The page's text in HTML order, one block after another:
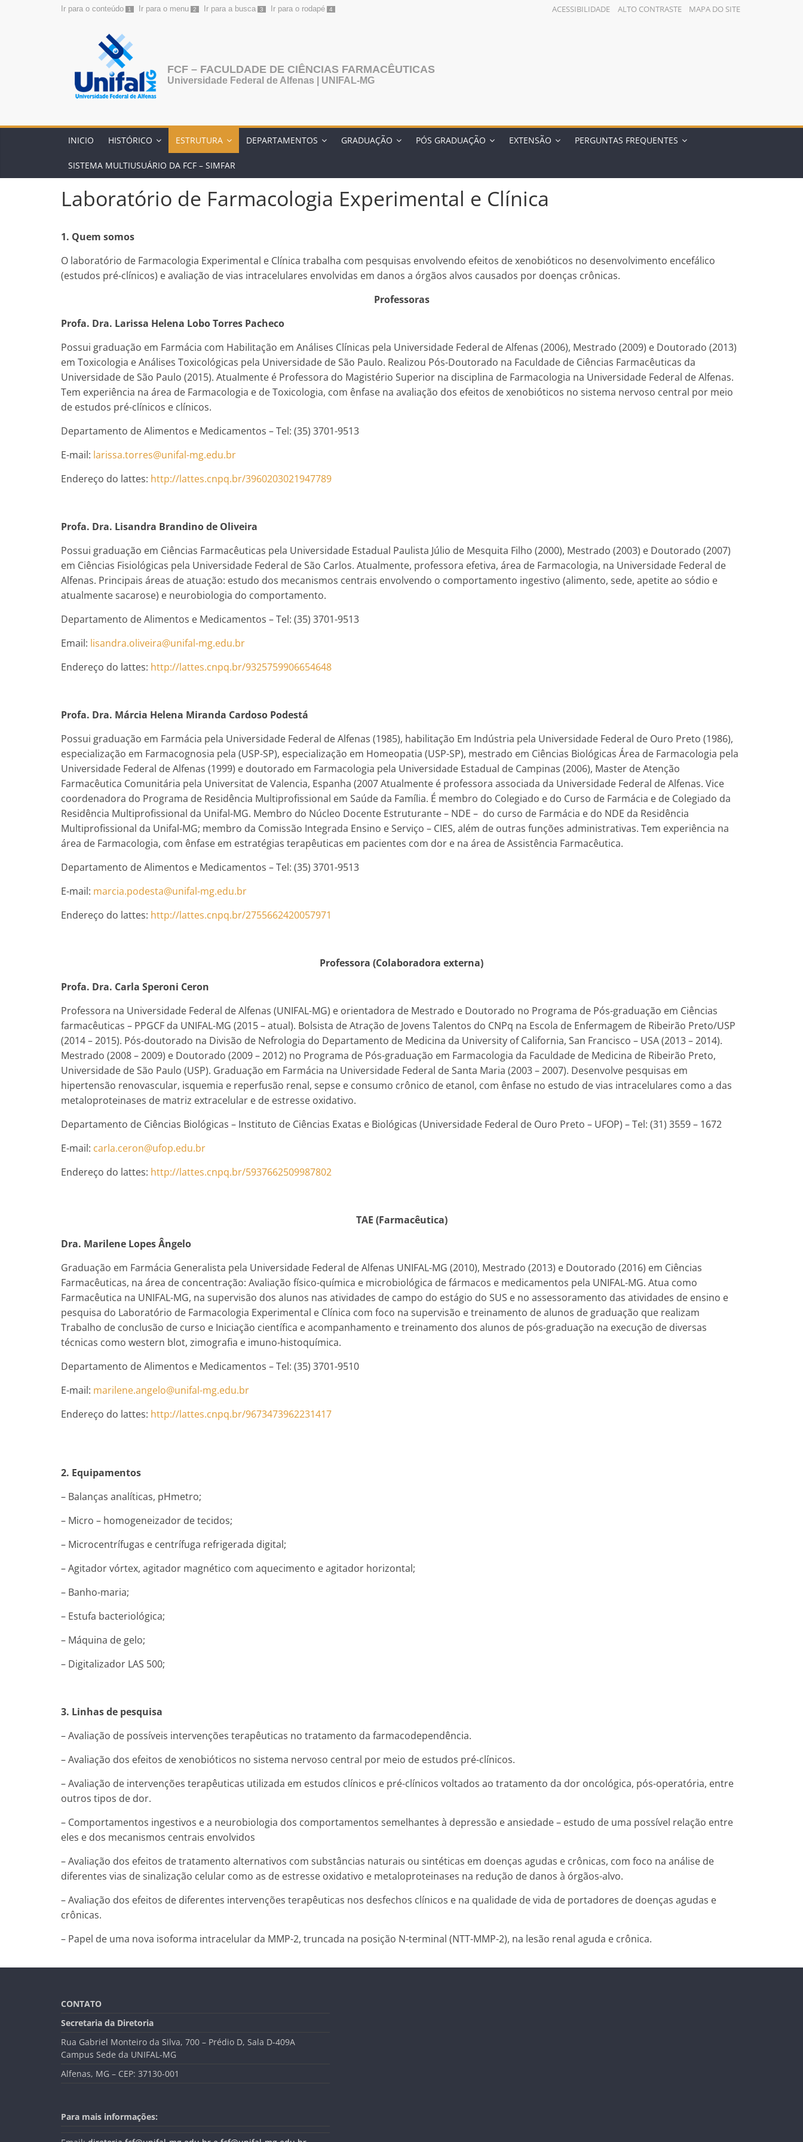
Ir para o conteúdo 1 Ir para o menu 2 Ir para a busca 3 Ir para o rodapé 4 ACESSIBILIDADE ALTO CONTRASTE MAPA DO SITE
FCF – FACULDADE DE CIÊNCIAS FARMACÊUTICAS
Universidade Federal de Alfenas | UNIFAL-MG
INICIO HISTÓRICO ESTRUTURA DEPARTAMENTOS GRADUAÇÃO PÓS GRADUAÇÃO EXTENSÃO PERGUNTAS FREQUENTES
SISTEMA MULTIUSUÁRIO DA FCF – SIMFAR
Laboratório de Farmacologia Experimental e Clínica
1. Quem somos
O laboratório de Farmacologia Experimental e Clínica trabalha com pesquisas envolvendo efeitos de xenobióticos no desenvolvimento encefálico
(estudos pré-clínicos) e avaliação de vias intracelulares envolvidas em danos a órgãos alvos causados por doenças crônicas.
Professoras
Profa. Dra. Larissa Helena Lobo Torres Pacheco
Possui graduação em Farmácia com Habilitação em Análises Clínicas pela Universidade Federal de Alfenas (2006), Mestrado (2009) e Doutorado (2013)
em Toxicologia e Análises Toxicológicas pela Universidade de São Paulo. Realizou Pós-Doutorado na Faculdade de Ciências Farmacêuticas da
Universidade de São Paulo (2015). Atualmente é Professora do Magistério Superior na disciplina de Farmacologia na Universidade Federal de Alfenas.
Tem experiência na área de Farmacologia e de Toxicologia, com ênfase na avaliação dos efeitos de xenobióticos no sistema nervoso central por meio
de estudos pré-clínicos e clínicos.
Departamento de Alimentos e Medicamentos – Tel: (35) 3701-9513
E-mail: larissa.torres@unifal-mg.edu.br
Endereço do lattes: http://lattes.cnpq.br/3960203021947789
Profa. Dra. Lisandra Brandino de Oliveira
Possui graduação em Ciências Farmacêuticas pela Universidade Estadual Paulista Júlio de Mesquita Filho (2000), Mestrado (2003) e Doutorado (2007)
em Ciências Fisiológicas pela Universidade Federal de São Carlos. Atualmente, professora efetiva, área de Farmacologia, na Universidade Federal de
Alfenas. Principais áreas de atuação: estudo dos mecanismos centrais envolvendo o comportamento ingestivo (alimento, sede, apetite ao sódio e
atualmente sacarose) e neurobiologia do comportamento.
Departamento de Alimentos e Medicamentos – Tel: (35) 3701-9513
Email: lisandra.oliveira@unifal-mg.edu.br
Endereço do lattes: http://lattes.cnpq.br/9325759906654648
Profa. Dra. Márcia Helena Miranda Cardoso Podestá
Possui graduação em Farmácia pela Universidade Federal de Alfenas (1985), habilitação Em Indústria pela Universidade Federal de Ouro Preto (1986),
especialização em Farmacognosia pela (USP-SP), especialização em Homeopatia (USP-SP), mestrado em Ciências Biológicas Área de Farmacologia pela
Universidade Federal de Alfenas (1999) e doutorado em Farmacologia pela Universidade Estadual de Campinas (2006), Master de Atenção
Farmacêutica Comunitária pela Universitat de Valencia, Espanha (2007 Atualmente é professora associada da Universidade Federal de Alfenas. Vice
coordenadora do Programa de Residência Multiprofissional em Saúde da Família. É membro do Colegiado e do Curso de Farmácia e de Colegiado da
Residência Multiprofissional da Unifal-MG. Membro do Núcleo Docente Estruturante – NDE – do curso de Farmácia e do NDE da Residência
Multiprofissional da Unifal-MG; membro da Comissão Integrada Ensino e Serviço – CIES, além de outras funções administrativas. Tem experiência na
área de Farmacologia, com ênfase em estratégias terapêuticas em pacientes com dor e na área de Assistência Farmacêutica.
Departamento de Alimentos e Medicamentos – Tel: (35) 3701-9513
E-mail: marcia.podesta@unifal-mg.edu.br
Endereço do lattes: http://lattes.cnpq.br/2755662420057971
Professora (Colaboradora externa)
Profa. Dra. Carla Speroni Ceron
Professora na Universidade Federal de Alfenas (UNIFAL-MG) e orientadora de Mestrado e Doutorado no Programa de Pós-graduação em Ciências
farmacêuticas – PPGCF da UNIFAL-MG (2015 – atual). Bolsista de Atração de Jovens Talentos do CNPq na Escola de Enfermagem de Ribeirão Preto/USP
(2014 – 2015). Pós-doutorado na Divisão de Nefrologia do Departamento de Medicina da University of California, San Francisco – USA (2013 – 2014).
Mestrado (2008 – 2009) e Doutorado (2009 – 2012) no Programa de Pós-graduação em Farmacologia da Faculdade de Medicina de Ribeirão Preto,
Universidade de São Paulo (USP). Graduação em Farmácia na Universidade Federal de Santa Maria (2003 – 2007). Desenvolve pesquisas em
hipertensão renovascular, isquemia e reperfusão renal, sepse e consumo crônico de etanol, com ênfase no estudo de vias intracelulares como a das
metaloproteinases de matriz extracelular e de estresse oxidativo.
Departamento de Ciências Biológicas – Instituto de Ciências Exatas e Biológicas (Universidade Federal de Ouro Preto – UFOP) – Tel: (31) 3559 – 1672
E-mail: carla.ceron@ufop.edu.br
Endereço do lattes: http://lattes.cnpq.br/5937662509987802
TAE (Farmacêutica)
Dra. Marilene Lopes Ângelo
Graduação em Farmácia Generalista pela Universidade Federal de Alfenas UNIFAL-MG (2010), Mestrado (2013) e Doutorado (2016) em Ciências
Farmacêuticas, na área de concentração: Avaliação físico-química e microbiológica de fármacos e medicamentos pela UNIFAL-MG. Atua como
Farmacêutica na UNIFAL-MG, na supervisão dos alunos nas atividades de campo do estágio do SUS e no assessoramento das atividades de ensino e
pesquisa do Laboratório de Farmacologia Experimental e Clínica com foco na supervisão e treinamento de alunos de graduação que realizam
Trabalho de conclusão de curso e Iniciação científica e acompanhamento e treinamento dos alunos de pós-graduação na execução de diversas
técnicas como western blot, zimografia e imuno-histoquímica.
Departamento de Alimentos e Medicamentos – Tel: (35) 3701-9510
E-mail: marilene.angelo@unifal-mg.edu.br
Endereço do lattes: http://lattes.cnpq.br/9673473962231417
2. Equipamentos
– Balanças analíticas, pHmetro;
– Micro – homogeneizador de tecidos;
– Microcentrífugas e centrífuga refrigerada digital;
– Agitador vórtex, agitador magnético com aquecimento e agitador horizontal;
– Banho-maria;
– Estufa bacteriológica;
– Máquina de gelo;
– Digitalizador LAS 500;
3. Linhas de pesquisa
– Avaliação de possíveis intervenções terapêuticas no tratamento da farmacodependência.
– Avaliação dos efeitos de xenobióticos no sistema nervoso central por meio de estudos pré-clínicos.
– Avaliação de intervenções terapêuticas utilizada em estudos clínicos e pré-clínicos voltados ao tratamento da dor oncológica, pós-operatória, entre
outros tipos de dor.
– Comportamentos ingestivos e a neurobiologia dos comportamentos semelhantes à depressão e ansiedade – estudo de uma possível relação entre
eles e dos mecanismos centrais envolvidos
– Avaliação dos efeitos de tratamento alternativos com substâncias naturais ou sintéticas em doenças agudas e crônicas, com foco na análise de
diferentes vias de sinalização celular como as de estresse oxidativo e metaloproteinases na redução de danos à órgãos-alvo.
– Avaliação dos efeitos de diferentes intervenções terapêuticas nos desfechos clínicos e na qualidade de vida de portadores de doenças agudas e
crônicas.
– Papel de uma nova isoforma intracelular da MMP-2, truncada na posição N-terminal (NTT-MMP-2), na lesão renal aguda e crônica.
CONTATO
Secretaria da Diretoria
Rua Gabriel Monteiro da Silva, 700 – Prédio D, Sala D-409A
Campus Sede da UNIFAL-MG
Alfenas, MG – CEP: 37130-001
Para mais informações: